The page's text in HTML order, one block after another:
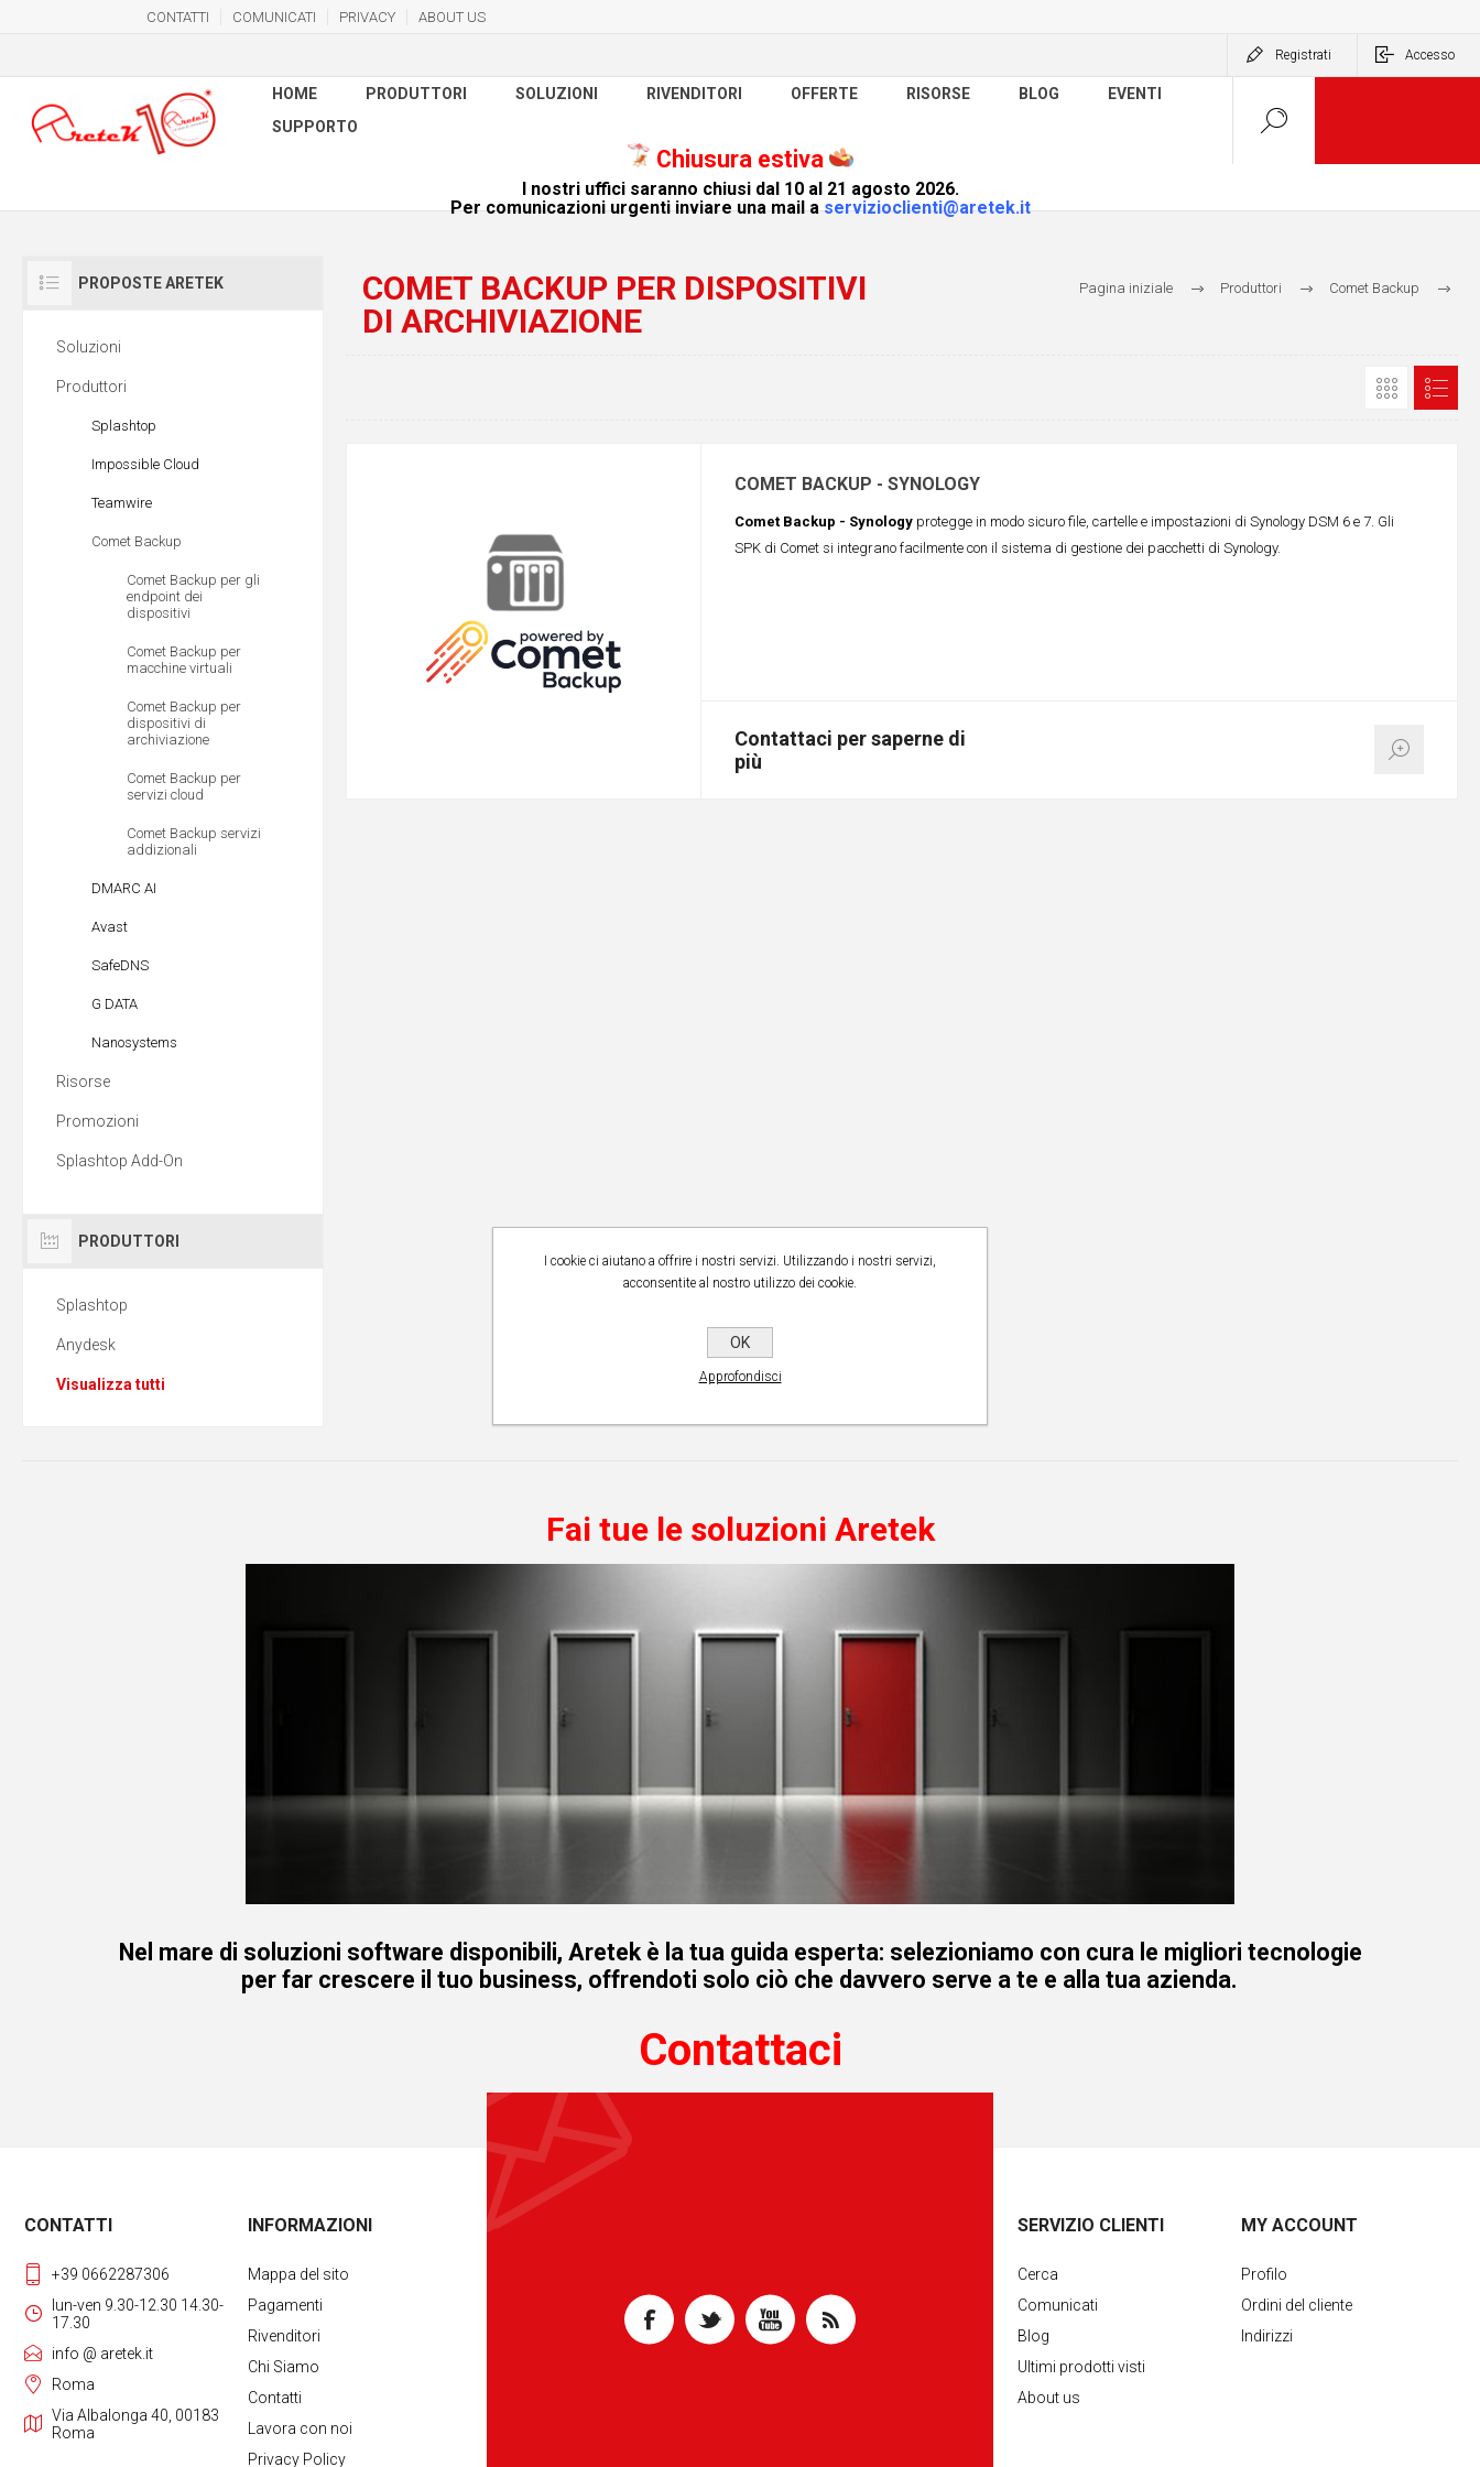
CONTATTI COMUNICATI PRIVACY ABOUT US
Registrati Accesso
HOME PRODUTTORI SOLUZIONI RIVENDITORI OFFERTE RISORSE BLOG
EVENTI
SUPPORTO
Chiusura estiva
I nostri uffici saranno chiusi dal 10 al 21 agosto 2026.
Per comunicazioni urgenti inviare una mail aservizioclienti@aretek.it
Pagina iniziale Produttori Comet Backup
COMET BACKUP PER DISPOSITIVI
DI ARCHIVIAZIONE
COMET BACKUP - SYNOLOGY
Comet Backup - Synology protegge in modo sicuro file, cartelle e impostazioni di Synology DSM 6 e 7. Gli
SPK di Comet si integrano facilmente con il sistema di gestione dei pacchetti di Synology.
Contattaci per saperne di
più
PROPOSTE ARETEK
Soluzioni
Produttori
Splashtop
Impossible Cloud
Teamwire
Comet Backup
Comet Backup per gli
endpoint dei
dispositivi
Comet Backup per
macchine virtuali
Comet Backup per
dispositivi di
archiviazione
Comet Backup per
servizi cloud
Comet Backup servizi
addizionali
DMARC AI
Avast
SafeDNS
G DATA
Nanosystems
Risorse
Promozioni
Splashtop Add-On
PRODUTTORI
Splashtop
Anydesk
Visualizza tutti
Fai tue le soluzioni Aretek
Nel mare di soluzioni software disponibili, Aretek è la tua guida esperta: selezioniamo con cura le migliori tecnologie
per far crescere il tuo business, offrendoti solo ciò che davvero serve a te e alla tua azienda.
Contattaci
CONTATTI
+39 0662287306
lun-ven 9.30-12.30 14.30-
17.30
info @ aretek.it
Roma
Via Albalonga 40, 00183
Roma
INFORMAZIONI
Mappa del sito
Pagamenti
Rivenditori
Chi Siamo
Contatti
Lavora con noi
Privacy Policy
SERVIZIO CLIENTI
Cerca
Comunicati
Blog
Ultimi prodotti visti
About us
MY ACCOUNT
Profilo
Ordini del cliente
Indirizzi
I cookie ci aiutano a offrire i nostri servizi. Utilizzando i nostri servizi,
acconsentite al nostro utilizzo dei cookie.
OK
Approfondisci